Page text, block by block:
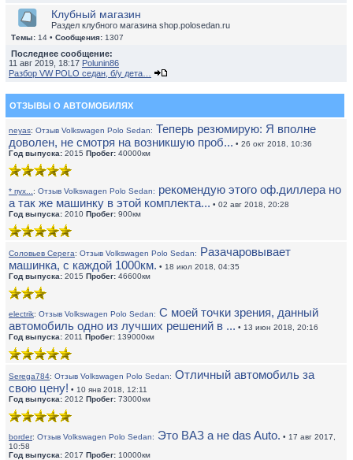
Клубный магазин
Раздел клубного магазина shop.polosedan.ru
Темы: 14 • Сообщения: 1307
Последнее сообщение:
11 авг 2019, 18:17 Polunin86
Разбор VW POLO седан, б/у дета…
ОТЗЫВЫ О АВТОМОБИЛЯХ
neyas: Отзыв Volkswagen Polo Sedan: Теперь резюмирую: Я вполне
доволен, не смотря на возникшую проб... • 26 окт 2018, 10:36
Год выпуска: 2015 Пробег: 40000км
* пух... : Отзыв Volkswagen Polo Sedan: рекомендую этого оф.диллера но
а так же машинку в этой комплекта... • 02 авг 2018, 20:28
Год выпуска: 2010 Пробег: 900км
Соловьев Серега: Отзыв Volkswagen Polo Sedan: Разачаровывает
машинка, с каждой 1000км. • 18 июл 2018, 04:35
Год выпуска: 2015 Пробег: 46600км
electrik: Отзыв Volkswagen Polo Sedan: С моей точки зрения, данный
автомобиль одно из лучших решений в ... • 13 июн 2018, 20:16
Год выпуска: 2011 Пробег: 139000км
Serega784: Отзыв Volkswagen Polo Sedan: Отличный автомобиль за
свою цену! • 10 янв 2018, 12:11
Год выпуска: 2012 Пробег: 73000км
border: Отзыв Volkswagen Polo Sedan: Это ВАЗ а не das Auto. • 17 авг 2017,
10:58
Год выпуска: 2017 Пробег: 10000км